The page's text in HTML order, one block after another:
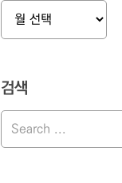
보
검색